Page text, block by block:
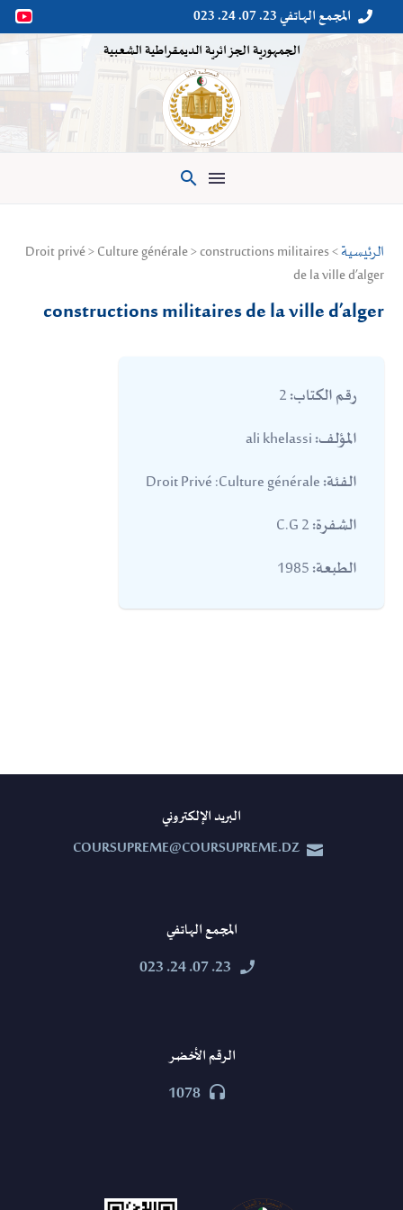

 المجمع الهاتفي 23. 07. 24. 023
الجمهورية الجزائرية الديمقراطية الشعبية

الرئيسية > Droit privé > Culture générale > constructions militaires
de la ville d’alger
constructions militaires de la ville d’alger
رقم الكتاب:
المؤلف:
الفئة:
الشفرة:
الطبعة:
البريد الإلكتروني


COURSUPREME@COURSUPREME.DZ
المجمع الهاتفي


23. 07. 24. 023
الرقم الأخضر


1078